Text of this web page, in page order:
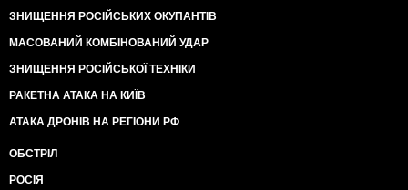
ЗНИЩЕННЯ РОСІЙСЬКИХ ОКУПАНТІВ
МАСОВАНИЙ КОМБІНОВАНИЙ УДАР
ЗНИЩЕННЯ РОСІЙСЬКОЇ ТЕХНІКИ
РАКЕТНА АТАКА НА КИЇВ
АТАКА ДРОНІВ НА РЕГІОНИ РФ
ОБСТРІЛ
РОСІЯ